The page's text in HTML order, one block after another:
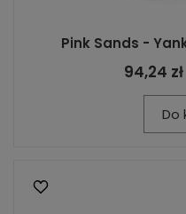
Pink Sands -
94,24 zł
Do